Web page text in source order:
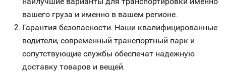
вашего груза и именно в вашем регионе.
Гарантия безопасности. Наши квалифицированные
водители, современный транспортный парк и
сопутствующие службы обеспечат надежную
доставку товаров и вещей.